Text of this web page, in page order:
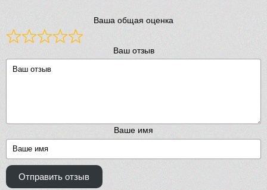
Ваша общая оценка
Ваш отзыв
Ваше имя
Отправить отзыв